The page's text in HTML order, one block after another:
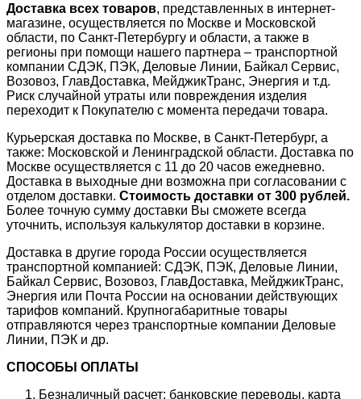
Доставка всех товаров, представленных в интернет-
магазине, осуществляется по Москве и Московской
области, по Санкт-Петербургу и области, а также в
регионы при помощи нашего партнера – транспортной
компании СДЭК, ПЭК, Деловые Линии, Байкал Сервис,
Возовоз, ГлавДоставка, МейджикТранс, Энергия и т.д.
Риск случайной утраты или повреждения изделия
переходит к Покупателю с момента передачи товара.
Курьерская доставка по Москве, в Санкт-Петербург, а
также: Московской и Ленинградской области. Доставка по
Москве осуществляется с 11 до 20 часов ежедневно.
Доставка в выходные дни возможна при согласовании с
отделом доставки. Стоимость доставки от 300 рублей.
Более точную сумму доставки Вы сможете всегда
уточнить, используя калькулятор доставки в корзине.
Доставка в другие города России осуществляется
транспортной компанией: СДЭК, ПЭК, Деловые Линии,
Байкал Сервис, Возовоз, ГлавДоставка, МейджикТранс,
Энергия или Почта России на основании действующих
тарифов компаний. Крупногабаритные товары
отправляются через транспортные компании Деловые
Линии, ПЭК и др.
СПОСОБЫ ОПЛАТЫ
Безналичный расчет: банковские переводы, карта